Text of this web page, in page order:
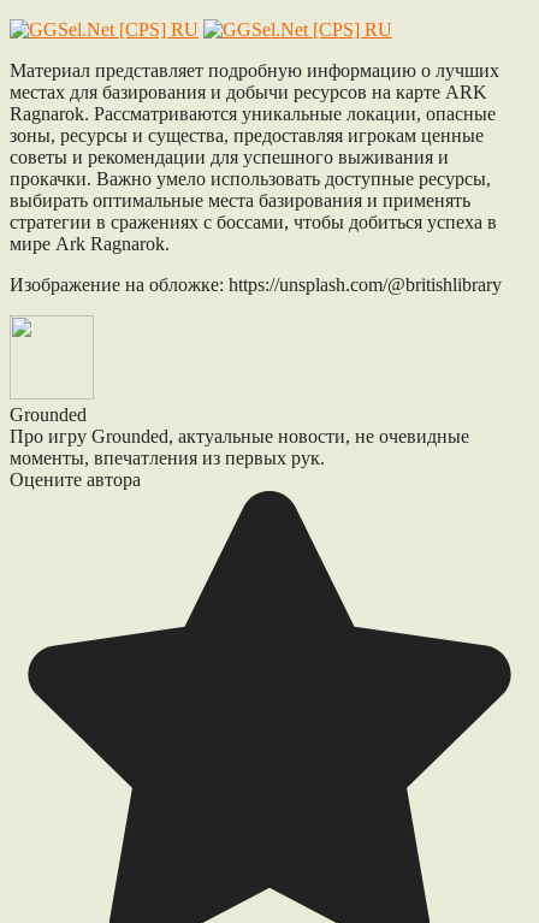
Материал представляет подробную информацию о лучших
местах для базирования и добычи ресурсов на карте ARK
Ragnarok. Рассматриваются уникальные локации, опасные
зоны, ресурсы и существа, предоставляя игрокам ценные
советы и рекомендации для успешного выживания и
прокачки. Важно умело использовать доступные ресурсы,
выбирать оптимальные места базирования и применять
стратегии в сражениях с боссами, чтобы добиться успеха в
мире Ark Ragnarok.
Изображение на обложке: https://unsplash.com/@britishlibrary
Grounded
Про игру Grounded, актуальные новости, не очевидные
моменты, впечатления из первых рук.
Оцените автора